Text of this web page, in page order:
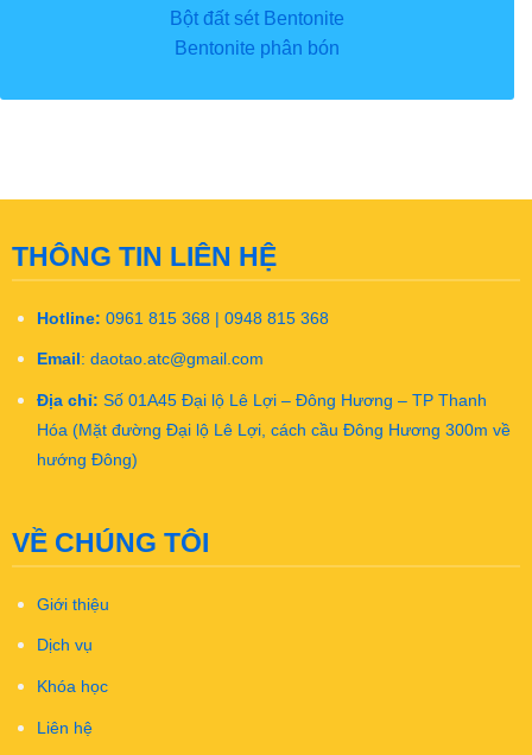
Bột đất sét Bentonite
Bentonite phân bón
THÔNG TIN LIÊN HỆ
Hotline: 0961 815 368 | 0948 815 368
Email : daotao.atc@gmail.com
Địa chỉ: Số 01A45 Đại lộ Lê Lợi – Đông Hương – TP Thanh
Hóa (Mặt đường Đại lộ Lê Lợi, cách cầu Đông Hương 300m về
hướng Đông)
VỀ CHÚNG TÔI
Giới thiệu
Dịch vụ
Khóa học
Liên hệ